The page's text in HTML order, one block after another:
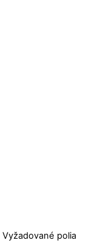
Vyžadované polia